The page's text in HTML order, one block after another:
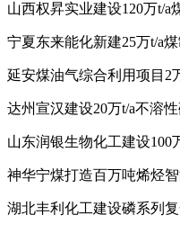
山西权昇实业建设120万t/a
宁夏东来能化新建25万t/a
延安煤油气综合利用项目 2
达州宣汉建设20万t/a不溶性
山东润银生物化工建设100
神华宁煤打造百万吨烯烃
湖北丰利化工建设磷系列